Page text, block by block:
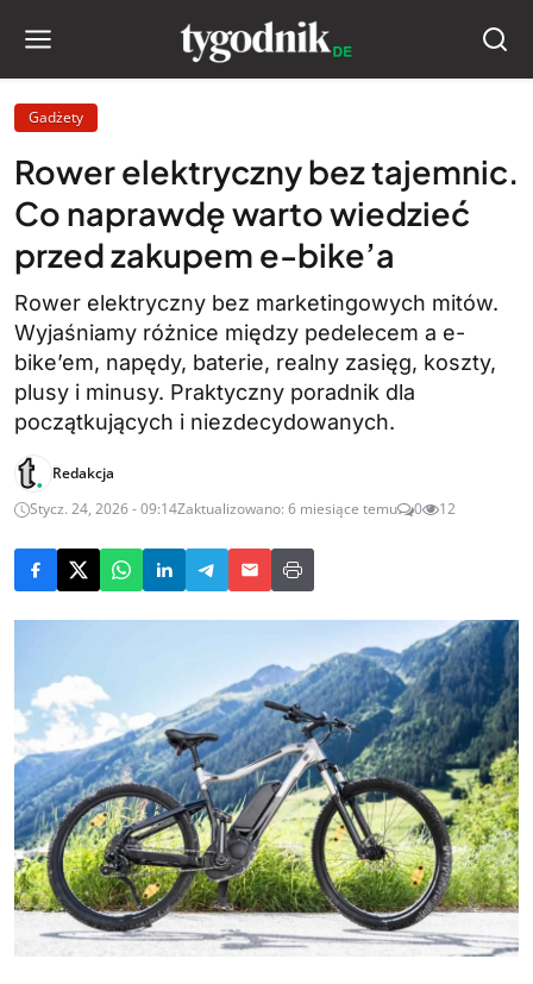
Gadżety
Rower elektryczny bez tajemnic.
Co naprawdę warto wiedzieć
przed zakupem e-bike’a
Rower elektryczny bez marketingowych mitów.
Wyjaśniamy różnice między pedelecem a e-
bike’em, napędy, baterie, realny zasięg, koszty,
plusy i minusy. Praktyczny poradnik dla
początkujących i niezdecydowanych.
Redakcja
Stycz. 24, 2026 - 09:14Zaktualizowano: 6 miesiące temu 0 12